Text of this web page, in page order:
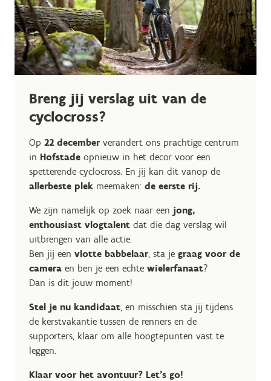
Breng jij verslag uit van de
cyclocross?
Op 22 decemberverandert ons prachtige centrum
in Hofstade opnieuw in het decor voor een
spetterende cyclocross. En jij kan dit vanop de
allerbeste plek meemaken: de eerste rij.
We zijn namelijk op zoek naar een jong,
enthousiast vlogtalent dat die dag verslag wil
uitbrengen van alle actie.
Ben jij een vlotte babbelaar, sta je graag voor de
camera en ben je een echte wielerfanaat?
Dan is dit jouw moment!
Stel je nu kandidaat , en misschien sta jij tijdens
de kerstvakantie tussen de renners en de
supporters, klaar om alle hoogtepunten vast te
leggen.
Klaar voor het avontuur? Let’s go!